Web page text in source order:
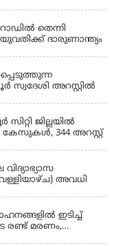
തെന്നി
ദാരുണാന്ത്യം
സ്വദേശി അറസ്റ്റിൽ
ജില്ലയിൽ
കേസുകൾ, 344 അറസ്റ്റ്
അവധി
ഇടിച്ച്
രണ്ട് മരണം,